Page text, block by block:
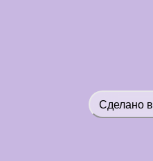
Сделано в